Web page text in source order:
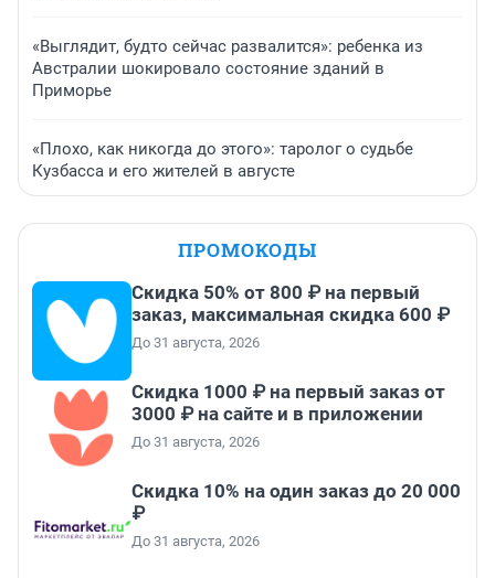
«Выглядит, будто сейчас развалится»: ребенка из
Австралии шокировало состояние зданий в
Приморье
«Плохо, как никогда до этого»: таролог о судьбе
Кузбасса и его жителей в августе
ПРОМОКОДЫ
Скидка 50% от 800 ₽ на первый
заказ, максимальная скидка 600 ₽
До 31 августа, 2026
Скидка 1000 ₽ на первый заказ от
3000 ₽ на сайте и в приложении
До 31 августа, 2026
Скидка 10% на один заказ до 20 000
₽
До 31 августа, 2026